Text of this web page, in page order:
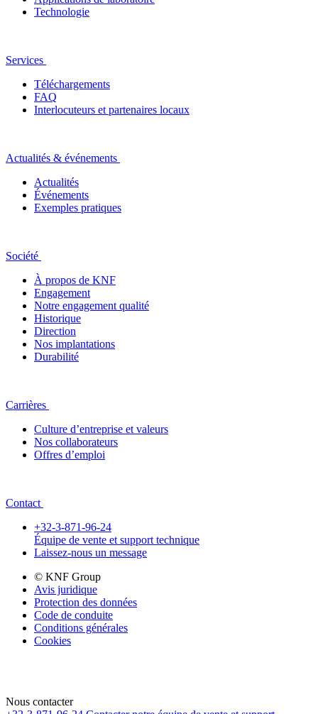
Technologie
Services
Téléchargements
FAQ
Interlocuteurs et partenaires locaux
Actualités & événements
Actualités
Événements
Exemples pratiques
Société
À propos de KNF
Engagement
Notre engagement qualité
Historique
Direction
Nos implantations
Durabilité
Carrières
Culture d’entreprise et valeurs
Nos collaborateurs
Offres d’emploi
Contact
+32-3-871-96-24
Équipe de vente et support technique
Laissez-nous un message
© KNF Group
Avis juridique
Protection des données
Code de conduite
Conditions générales
Cookies
Nous contacter